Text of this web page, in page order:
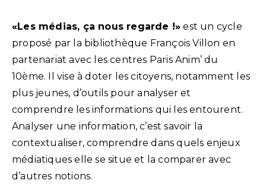
«Les médias, ça nous regarde !» est un cycle
proposé par la bibliothèque François Villon en
partenariat avec les centres Paris Anim’ du
10ème. Il vise à doter les citoyens, notamment les
plus jeunes, d’outils pour analyser et
comprendre les informations qui les entourent.
Analyser une information, c’est savoir la
contextualiser, comprendre dans quels enjeux
médiatiques elle se situe et la comparer avec
d’autres notions.